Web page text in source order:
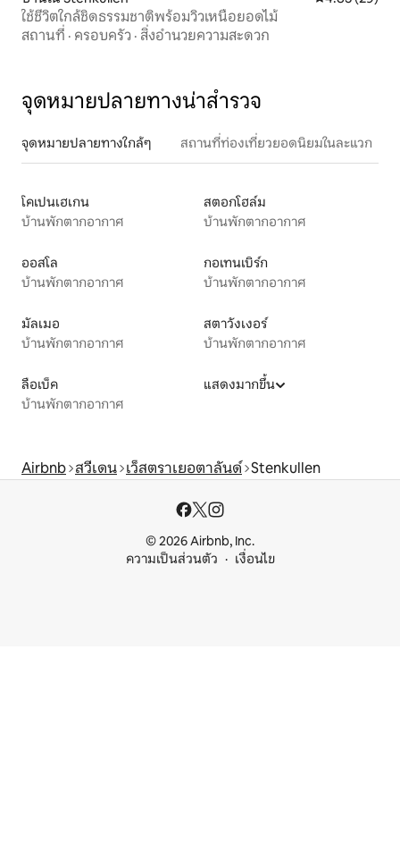
ใช้ชีวิตใกล้ชิดธรรมชาติพร้อมวิวเหนือยอดไม้
สถานที่ · ครอบครัว · สิ่งอำนวยความสะดวก
จุดหมายปลายทางน่าสำรวจ
จุดหมายปลายทางใกล้ๆ สถานที่ท่องเที่ยวยอดนิยมในละแวก
โคเปนเฮเกน
บ้านพักตากอากาศ
สตอกโฮล์ม
บ้านพักตากอากาศ
ออสโล
บ้านพักตากอากาศ
กอเทนเบิร์ก
บ้านพักตากอากาศ
มัลเมอ
บ้านพักตากอากาศ
สตาวังเงอร์
บ้านพักตากอากาศ
ลือเบ็ค
บ้านพักตากอากาศ
แสดงมากขึ้น
Airbnb สวีเดน เว็สตราเยอตาลันด์ Stenkullen
© 2026 Airbnb, Inc.
ความเป็นส่วนตัว
เงื่อนไข